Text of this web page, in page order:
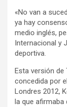
«No van a
ya hay
medio inglés,
Internacional y
deportiva.
Esta versión
concedida por
Londres 2012,
la que afirmaba